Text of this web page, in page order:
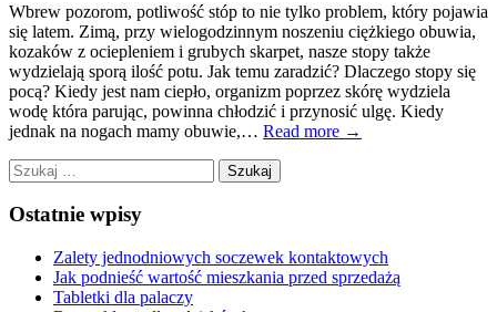
Wbrew pozorom, potliwość stóp to nie tylko problem, który pojawia
się latem. Zimą, przy wielogodzinnym noszeniu ciężkiego obuwia,
kozaków z ociepleniem i grubych skarpet, nasze stopy także
wydzielają sporą ilość potu. Jak temu zaradzić? Dlaczego stopy się
pocą? Kiedy jest nam ciepło, organizm poprzez skórę wydziela
wodę która parując, powinna chłodzić i przynosić ulgę. Kiedy
jednak na nogach mamy obuwie,… Read more →
Szukaj:
Ostatnie wpisy
Zalety jednodniowych soczewek kontaktowych
Jak podnieść wartość mieszkania przed sprzedażą
Tabletki dla palaczy